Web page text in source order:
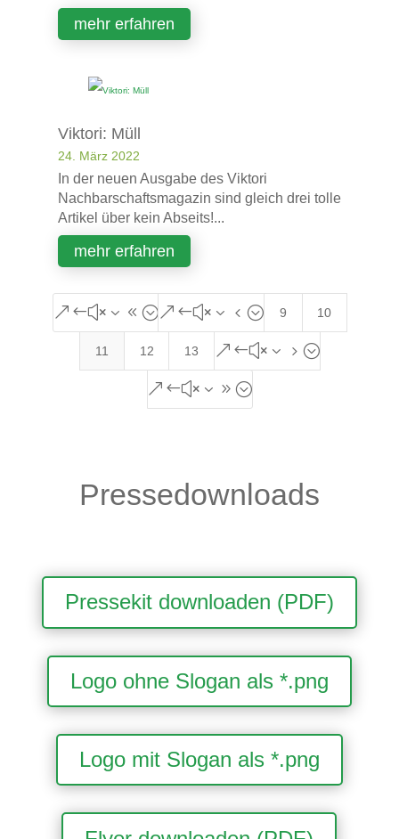
mehr erfahren
Viktori: Müll
24. März 2022
In der neuen Ausgabe des Viktori
Nachbarschaftsmagazin sind gleich drei tolle
Artikel über kein Abseits!...
mehr erfahren
&#x38;&#x34; 9 10
11 12 13 &#x35;
&#x39;
Pressedownloads
Pressekit downloaden (PDF)
Logo ohne Slogan als *.png
Logo mit Slogan als *.png